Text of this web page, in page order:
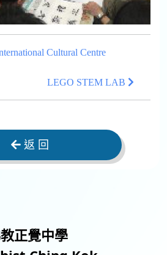
Cultural Centre
LEGO STEM LAB
返 回
正覺中學